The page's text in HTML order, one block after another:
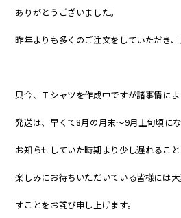
ありがとうございました。
昨年よりも多くのご注文をしていただき、
只今、Ｔシャツを作成中ですが諸事情に
発送は、早くて8月の月末～9月上旬頃にな
お知らせしていた時期より少し遅れること
楽しみにお待ちいただいている皆様には
すことをお詫び申し上げます。